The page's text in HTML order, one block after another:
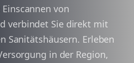
von
verbindet Sie direkt mit
Sanitätshäusern. Erleben
in der Region,